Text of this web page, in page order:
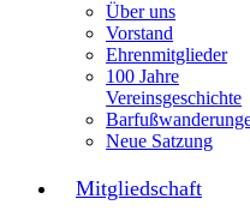
Über uns
Vorstand
Ehrenmitglieder
100 Jahre
Vereinsgeschichte
Neue Satzung
Mitgliedschaft